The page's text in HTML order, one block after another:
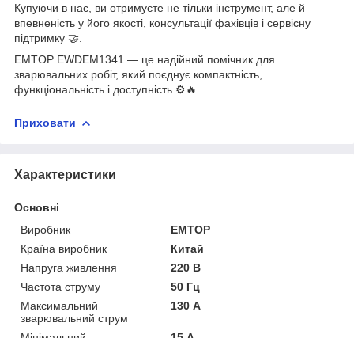
Купуючи в нас, ви отримуєте не тільки інструмент, але й
впевненість у його якості, консультації фахівців і сервісну
підтримку 🤝.
EMTOP EWDEM1341 — це надійний помічник для
зварювальних робіт, який поєднує компактність,
функціональність і доступність ⚙️🔥.
Приховати
Характеристики
Основні
Виробник
EMTOP
Країна виробник
Китай
Напруга живлення
220 В
Частота струму
50 Гц
Максимальний
зварювальний струм
130 А